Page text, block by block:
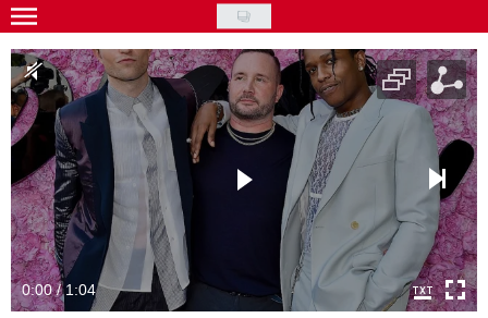
Skip
to
main
content
Gwiazdy
Ludzie
Moda
Uroda
Styl życia
Kultura
0:00 / 1:04